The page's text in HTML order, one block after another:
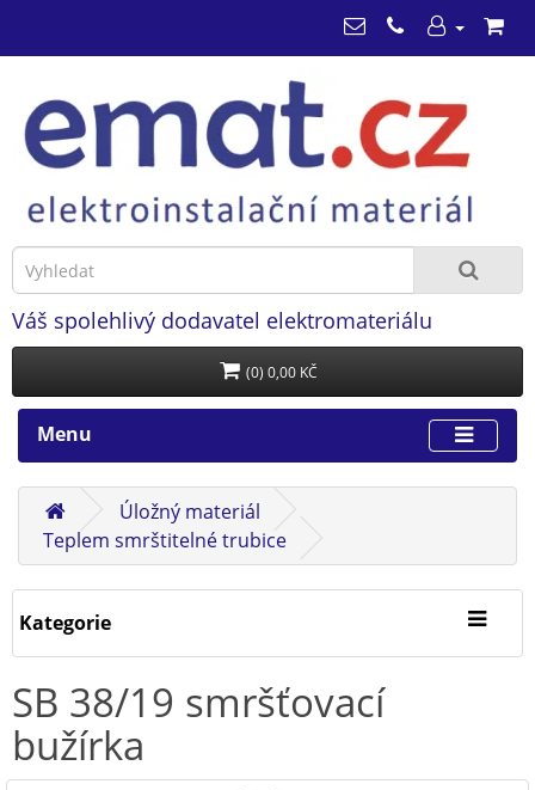
Váš spolehlivý dodavatel elektromateriálu
(0) 0,00 KČ
Menu
Úložný materiál
Teplem smrštitelné trubice
Kategorie
SB 38/19 smršťovací
bužírka